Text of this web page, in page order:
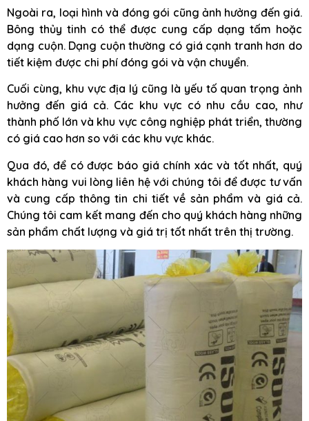
Ngoài ra, loại hình và đóng gói cũng ảnh hưởng đến giá.
Bông thủy tinh có thể được cung cấp dạng tấm hoặc
dạng cuộn. Dạng cuộn thường có giá cạnh tranh hơn do
tiết kiệm được chi phí đóng gói và vận chuyển.
Cuối cùng, khu vực địa lý cũng là yếu tố quan trọng ảnh
hưởng đến giá cả. Các khu vực có nhu cầu cao, như
thành phố lớn và khu vực công nghiệp phát triển, thường
có giá cao hơn so với các khu vực khác.
Qua đó, để có được báo giá chính xác và tốt nhất, quý
khách hàng vui lòng liên hệ với chúng tôi để được tư vấn
và cung cấp thông tin chi tiết về sản phẩm và giá cả.
Chúng tôi cam kết mang đến cho quý khách hàng những
sản phẩm chất lượng và giá trị tốt nhất trên thị trường.